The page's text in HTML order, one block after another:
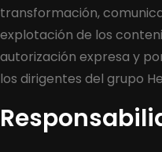
transformación,
explotación de los
autorización expresa y
los dirigentes del grupo